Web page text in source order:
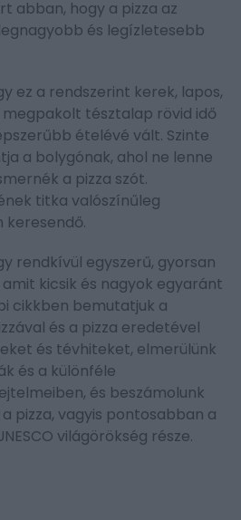
abban, hogy a pizza az
és legízletesebb
ez a rendszerint kerek, lapos,
megpakolt tésztalap rövid idő
ételévé vált. Szinte
a bolygónak, ahol ne lenne
a pizza szót.
titka valószínűleg
keresendő.
rendkívül egyszerű, gyorsan
kicsik és nagyok egyaránt
cikkben bemutatjuk a
és a pizza eredetével
és tévhiteket, elmerülünk
és a különféle
és beszámolunk
pizza, vagyis pontosabban a
világörökség része.